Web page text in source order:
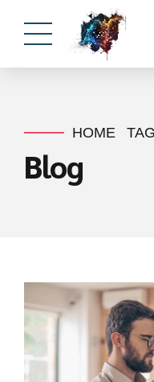
HOME TAG
Blog